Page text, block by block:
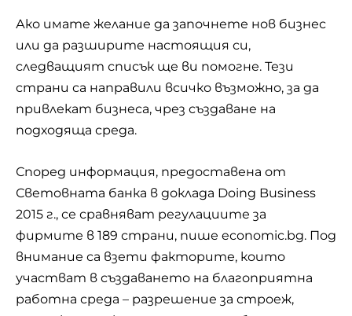
Ако имате желание да започнете нов бизнес
или да разширите настоящия си,
следващият списък ще ви помогне. Тези
страни са направили всичко възможно, за да
привлекат бизнеса, чрез създаване на
подходяща среда.
Според информация, предоставена от
Световната банка в доклада Doing Business
2015 г., се сравняват регулациите за
фирмите в 189 страни, пише economic.bg. Под
внимание са взети факторите, които
участват в създаването на благоприятна
работна среда – разрешение за строеж,